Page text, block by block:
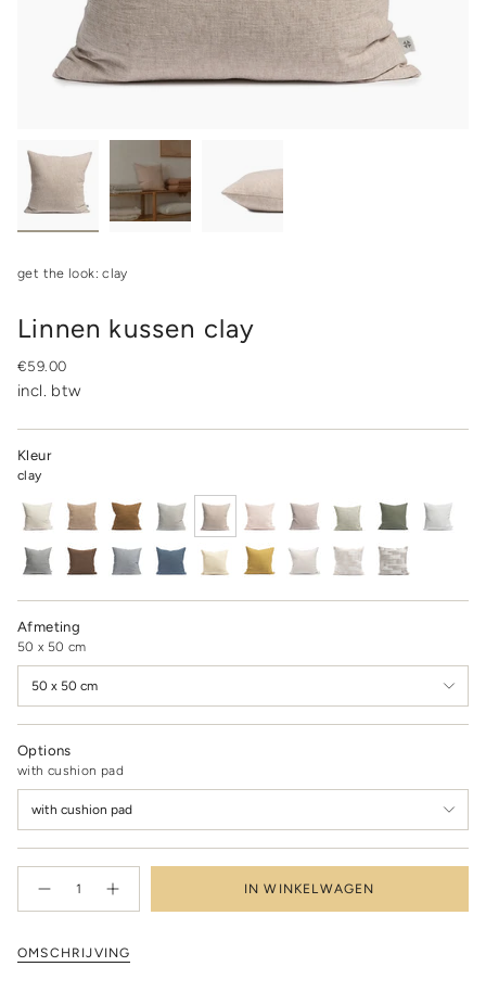
get the look: clay
Linnen kussen clay
Regular
price
€59.00
incl. btw
Kleur
clay
Afmeting
50 x 50 cm
50 x 50 cm
Options
with cushion pad
with cushion pad
<span
class=\"quantity-
{{
Decrease
kussen
clay
Linnen
kussen
IN WINKELWAGEN
OMSCHRIJVING